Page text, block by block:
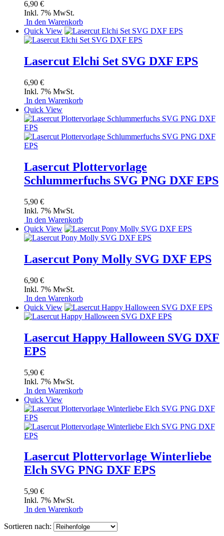
6,90 €
Inkl. 7% MwSt.
In den Warenkorb
Quick View
Lasercut Elchi Set SVG DXF EPS
6,90 €
Inkl. 7% MwSt.
In den Warenkorb
Quick View
Lasercut Plottervorlage
Schlummerfuchs SVG PNG DXF EPS
5,90 €
Inkl. 7% MwSt.
In den Warenkorb
Quick View
Lasercut Pony Molly SVG DXF EPS
6,90 €
Inkl. 7% MwSt.
In den Warenkorb
Quick View
Lasercut Happy Halloween SVG DXF
EPS
5,90 €
Inkl. 7% MwSt.
In den Warenkorb
Quick View
Lasercut Plottervorlage Winterliebe
Elch SVG PNG DXF EPS
5,90 €
Inkl. 7% MwSt.
In den Warenkorb
Sortieren nach: